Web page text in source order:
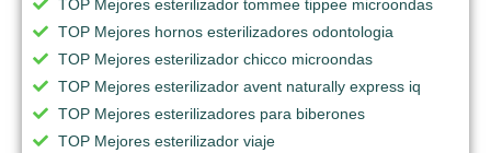
TOP Mejores esterilizador tommee tippee microondas
TOP Mejores hornos esterilizadores odontologia
TOP Mejores esterilizador chicco microondas
TOP Mejores esterilizador avent naturally express iq
TOP Mejores esterilizadores para biberones
TOP Mejores esterilizador viaje